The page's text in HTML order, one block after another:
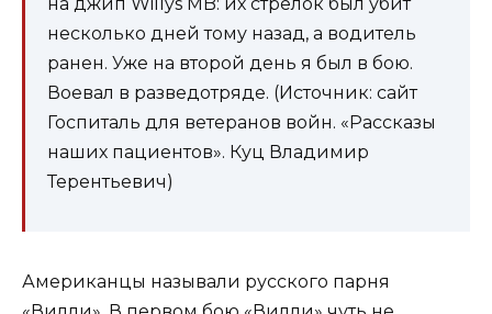
несколько дней тому назад, а водитель
ранен. Уже на второй день я был в бою.
Воевал в разведотряде. (Источник: сайт
Госпиталь для ветеранов войн. «Рассказы
наших пациентов». Куц Владимир
Терентьевич)
Американцы называли русского парня